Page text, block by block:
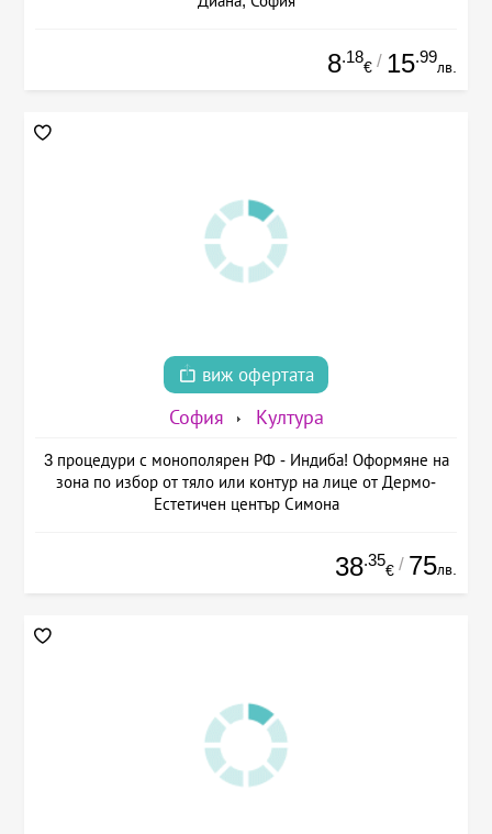
8.18
€ / 15.99
лв.
виж офертата
София Култура
3 процедури с монополярен РФ - Индиба! Оформяне на
зона по избор от тяло или контур на лице от Дермо-
Естетичен център Симона
38.35
€ / 75лв.